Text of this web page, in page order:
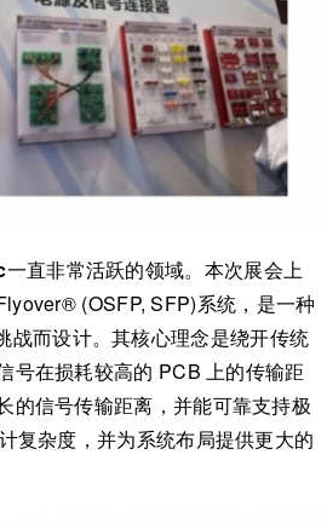
一直非常活跃的领域。本次展会上
(OSFP, SFP)系统，是一种
战而设计。其核心理念是绕开传统
号在损耗较高的 PCB 上的传输距
的信号传输距离，并能可靠支持极
复杂度，并为系统布局提供更大的